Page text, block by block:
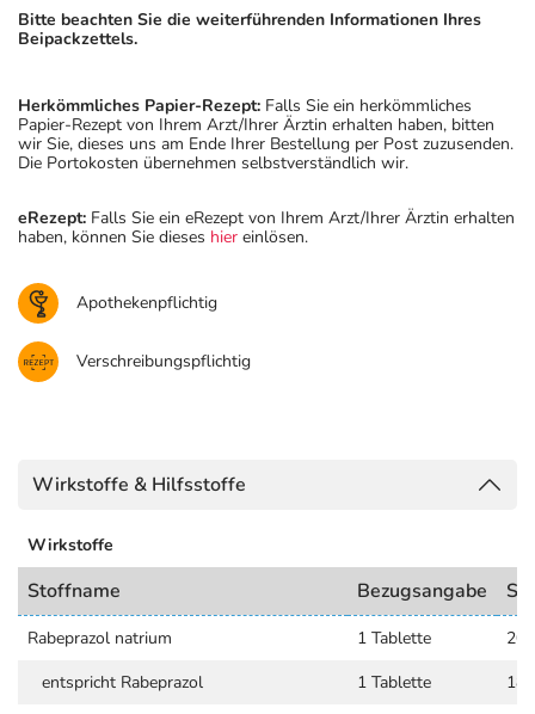
Bitte beachten Sie die weiterführenden Informationen Ihres
Beipackzettels.
Herkömmliches Papier-Rezept: Falls Sie ein herkömmliches
Papier-Rezept von Ihrem Arzt/Ihrer Ärztin erhalten haben, bitten
wir Sie, dieses uns am Ende Ihrer Bestellung per Post zuzusenden.
Die Portokosten übernehmen selbstverständlich wir.
eRezept: Falls Sie ein eRezept von Ihrem Arzt/Ihrer Ärztin erhalten
haben, können Sie dieses hier einlösen.
Apothekenpflichtig
Verschreibungspflichtig
Wirkstoffe & Hilfsstoffe
Wirkstoffe
Stoffname Bezugsangabe
Rabeprazol natrium 1 Tablette
20
entspricht Rabeprazol
1 Tablette